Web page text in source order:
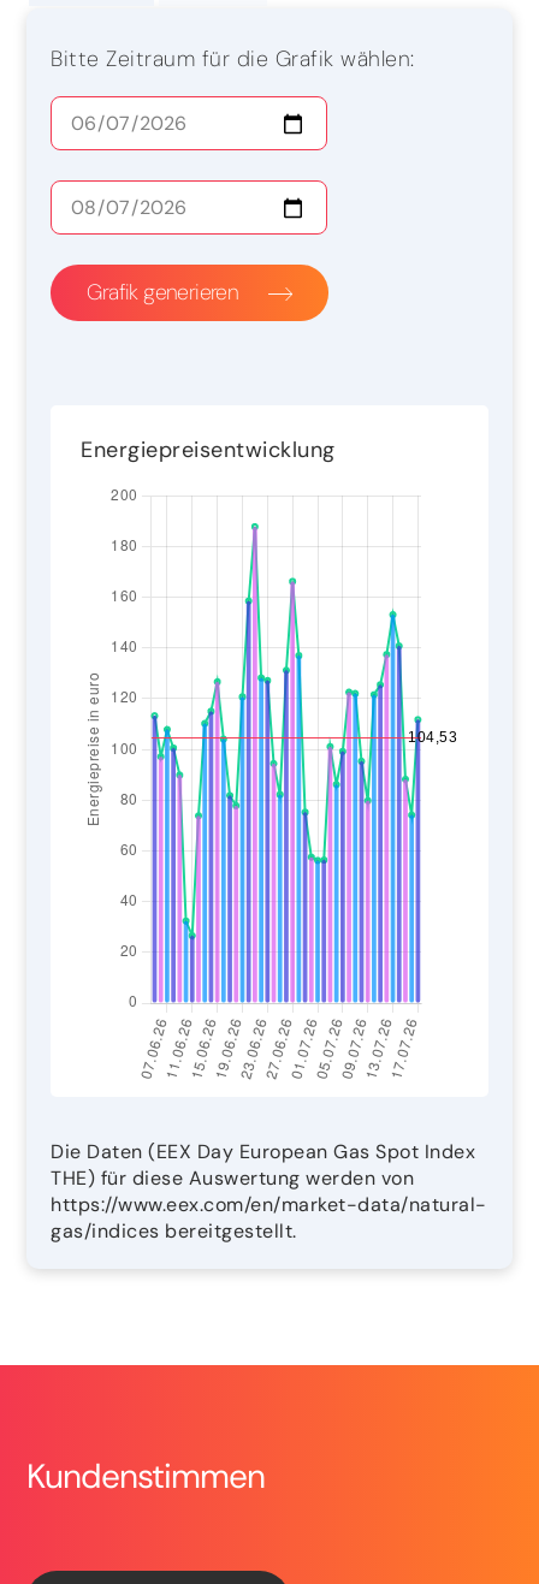
Bitte Zeitraum für die Grafik wählen:
Grafik generieren
Energiepreisentwicklung
Die Daten (EEX Day European Gas Spot Index
THE) für diese Auswertung werden von
https://www.eex.com/en/market-data/natural-
gas/indices bereitgestellt.
Kundenstimmen